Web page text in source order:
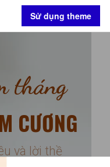
Sử dụng theme